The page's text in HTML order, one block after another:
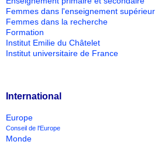
Femmes dans l'enseignement supérieur
Femmes dans la recherche
Formation
Institut Emilie du Châtelet
Institut universitaire de France
International
Europe
Conseil de l'Europe
Monde